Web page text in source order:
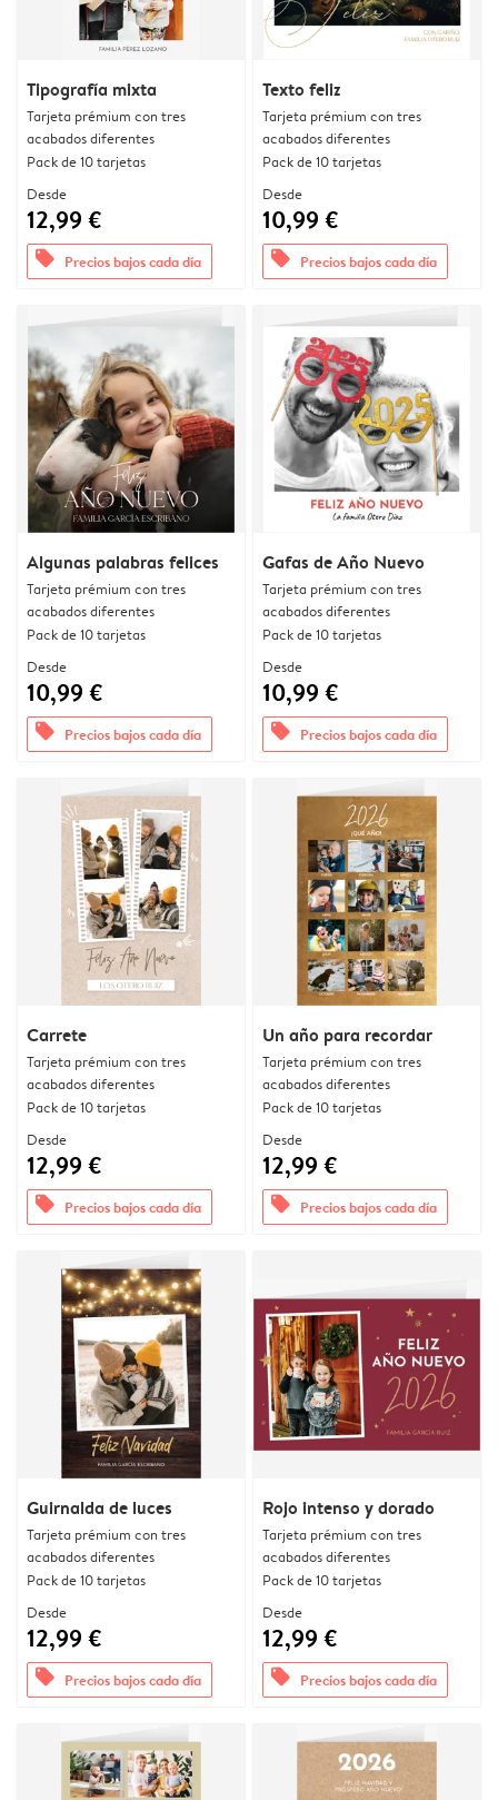
Tipografía mixta
Tarjeta prémium con tres
acabados diferentes
Pack de 10 tarjetas
Desde
12,99 €
offers Precios bajos cada día
Texto feliz
Tarjeta prémium con tres
acabados diferentes
Pack de 10 tarjetas
Desde
10,99 €
offers Precios bajos cada día
Algunas palabras felices
Tarjeta prémium con tres
acabados diferentes
Pack de 10 tarjetas
Desde
10,99 €
offers Precios bajos cada día
Gafas de Año Nuevo
Tarjeta prémium con tres
acabados diferentes
Pack de 10 tarjetas
Desde
10,99 €
offers Precios bajos cada día
Carrete
Tarjeta prémium con tres
acabados diferentes
Pack de 10 tarjetas
Desde
12,99 €
offers Precios bajos cada día
Un año para recordar
Tarjeta prémium con tres
acabados diferentes
Pack de 10 tarjetas
Desde
12,99 €
offers Precios bajos cada día
Guirnalda de luces
Tarjeta prémium con tres
acabados diferentes
Pack de 10 tarjetas
Desde
12,99 €
offers Precios bajos cada día
Rojo intenso y dorado
Tarjeta prémium con tres
acabados diferentes
Pack de 10 tarjetas
Desde
12,99 €
offers Precios bajos cada día